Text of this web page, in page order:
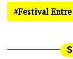
Festival Entre